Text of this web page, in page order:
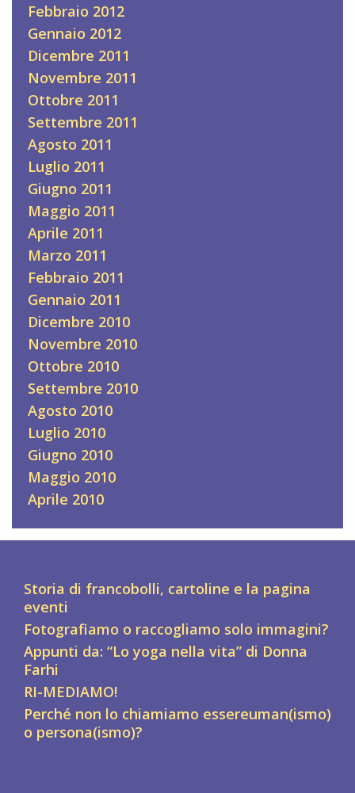
Febbraio 2012
Gennaio 2012
Dicembre 2011
Novembre 2011
Ottobre 2011
Settembre 2011
Agosto 2011
Luglio 2011
Giugno 2011
Maggio 2011
Aprile 2011
Marzo 2011
Febbraio 2011
Gennaio 2011
Dicembre 2010
Novembre 2010
Ottobre 2010
Settembre 2010
Agosto 2010
Luglio 2010
Giugno 2010
Maggio 2010
Aprile 2010
Storia di francobolli, cartoline e la pagina
eventi
Fotografiamo o raccogliamo solo immagini?
Appunti da: “Lo yoga nella vita” di Donna
Farhi
RI-MEDIAMO!
Perché non lo chiamiamo essereuman(ismo)
o persona(ismo)?